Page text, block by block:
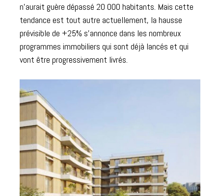
n’aurait guère dépassé 20 000 habitants. Mais cette
tendance est tout autre actuellement, la hausse
prévisible de +25% s’annonce dans les nombreux
programmes immobiliers qui sont déjà lancés et qui
vont être progressivement livrés.